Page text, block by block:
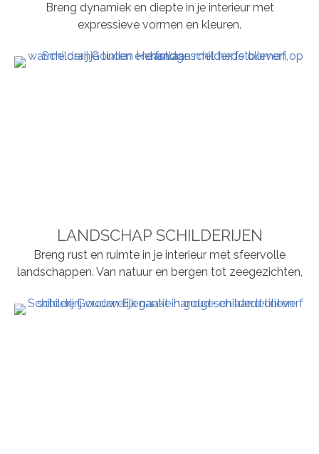
Breng dynamiek en diepte in je interieur met
expressieve vormen en kleuren.
LANDSCHAP SCHILDERIJEN
Breng rust en ruimte in je interieur met sfeervolle
landschappen. Van natuur en bergen tot zeegezichten,